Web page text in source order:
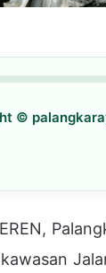
©